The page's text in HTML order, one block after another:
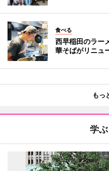
食べる
西早稲田のラー
華そばがリニュ
もっ
学